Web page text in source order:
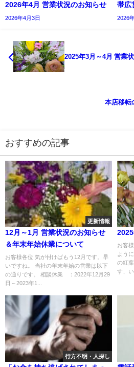
2026年4月 営業状況のお知らせ
2026年4月3日
帯広
2026
2025年3月～4月 営業
本店移転
おすすめの記事
更新情報
12月～1月 営業状況のお知らせ
＆年末年始休業について
お客様各位 気が付けばもう12月です。早
いですね。 当社の年末年始の営業は以下
の通りです。 相談休業 ：2022年12月29
日～2023年1...
お客
よう
の紅
す、
行方不明・人探し